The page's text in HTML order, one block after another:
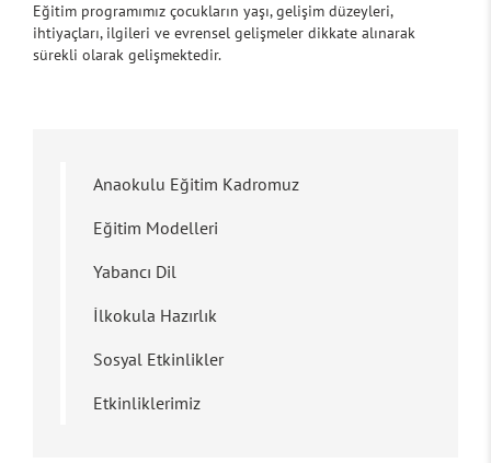
Eğitim programımız çocukların yaşı, gelişim düzeyleri,
ihtiyaçları, ilgileri ve evrensel gelişmeler dikkate alınarak
sürekli olarak gelişmektedir.
Anaokulu Eğitim Kadromuz
Eğitim Modelleri
Yabancı Dil
İlkokula Hazırlık
Sosyal Etkinlikler
Etkinliklerimiz